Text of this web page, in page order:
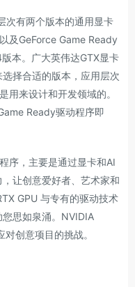
有两个版本的通用显卡
及GeForce Game Ready
本。广大英伟达GTX显卡
择合适的版本，应用层次
用来设计和开发领域的。
Ready驱动程序即
，主要是通过显卡和AI
让创意爱好者、艺术家和
GPU 与专有的驱动技术
思如泉涌。NVIDIA
创意项目的挑战。